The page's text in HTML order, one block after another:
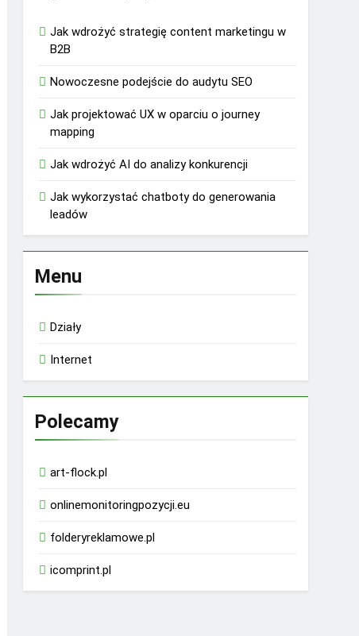
Jak wdrożyć strategię content marketingu w
B2B
Nowoczesne podejście do audytu SEO
Jak projektować UX w oparciu o journey
mapping
Jak wdrożyć AI do analizy konkurencji
Jak wykorzystać chatboty do generowania
leadów
Menu
Działy
Internet
Polecamy
art-flock.pl
onlinemonitoringpozycji.eu
folderyreklamowe.pl
icomprint.pl